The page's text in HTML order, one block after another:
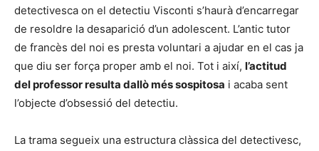
detectivesca on el detectiu Visconti s’haurà d’encarregar
de resoldre la desaparició d’un adolescent. L’antic tutor
de francès del noi es presta voluntari a ajudar en el cas ja
que diu ser força proper amb el noi. Tot i així, l’actitud
del professor resulta dallò més sospitosa i acaba sent
l’objecte d’obsessió del detectiu.
La trama segueix una estructura clàssica del detectivesc,